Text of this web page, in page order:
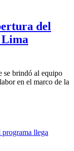
del
Lima
se brindó al equipo
en el marco de la